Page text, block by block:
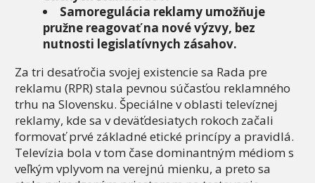
Samoregulácia reklamy umožňuje
pružne reagovať na nové výzvy, bez
nutnosti legislatívnych zásahov.
Za tri desaťročia svojej existencie sa Rada pre
reklamu (RPR) stala pevnou súčasťou reklamného
trhu na Slovensku. Špeciálne v oblasti televíznej
reklamy, kde sa v deväťdesiatych rokoch začali
formovať prvé základné etické princípy a pravidlá.
Televízia bola v tom čase dominantným médiom s
veľkým vplyvom na verejnú mienku, a preto sa